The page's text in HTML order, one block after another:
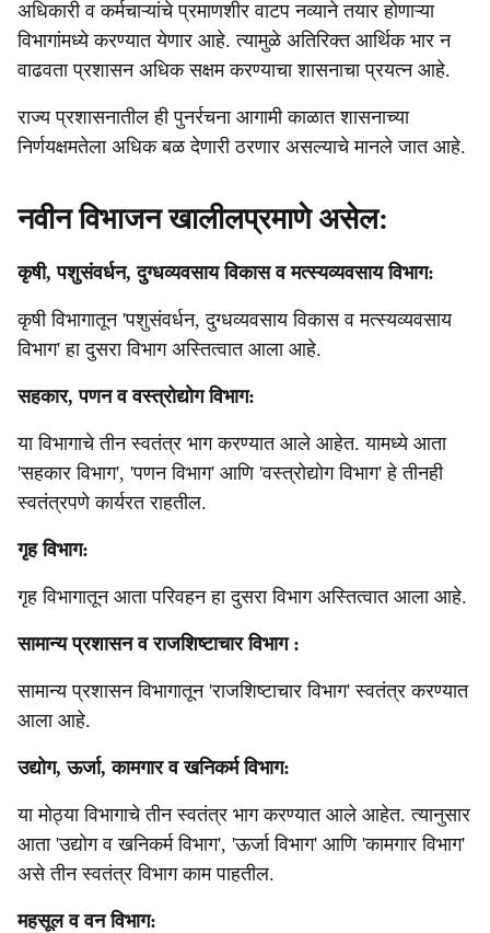
अधिकारी व कर्मचाऱ्यांचे प्रमाणशीर वाटप नव्याने तयार होणाऱ्या
विभागांमध्ये करण्यात येणार आहे. त्यामुळे अतिरिक्त आर्थिक भार न
वाढवता प्रशासन अधिक सक्षम करण्याचा शासनाचा प्रयत्न आहे.
राज्य प्रशासनातील ही पुनर्रचना आगामी काळात शासनाच्या
निर्णयक्षमतेला अधिक बळ देणारी ठरणार असल्याचे मानले जात आहे.
नवीन विभाजन खालीलप्रमाणे असेल:
कृषी, पशुसंवर्धन, दुग्धव्यवसाय विकास व मत्स्यव्यवसाय विभाग:
कृषी विभागातून 'पशुसंवर्धन, दुग्धव्यवसाय विकास व मत्स्यव्यवसाय
विभाग' हा दुसरा विभाग अस्तित्वात आला आहे.
सहकार, पणन व वस्त्रोद्योग विभाग:
या विभागाचे तीन स्वतंत्र भाग करण्यात आले आहेत. यामध्ये आता
'सहकार विभाग', 'पणन विभाग' आणि 'वस्त्रोद्योग विभाग' हे तीनही
स्वतंत्रपणे कार्यरत राहतील.
गृह विभाग:
गृह विभागातून आता परिवहन हा दुसरा विभाग अस्तित्वात आला आहे.
सामान्य प्रशासन व राजशिष्टाचार विभाग :
सामान्य प्रशासन विभागातून 'राजशिष्टाचार विभाग' स्वतंत्र करण्यात
आला आहे.
उद्योग, ऊर्जा, कामगार व खनिकर्म विभाग:
या मोठ्या विभागाचे तीन स्वतंत्र भाग करण्यात आले आहेत. त्यानुसार
आता 'उद्योग व खनिकर्म विभाग', 'ऊर्जा विभाग' आणि 'कामगार विभाग'
असे तीन स्वतंत्र विभाग काम पाहतील.
महसूल व वन विभाग: